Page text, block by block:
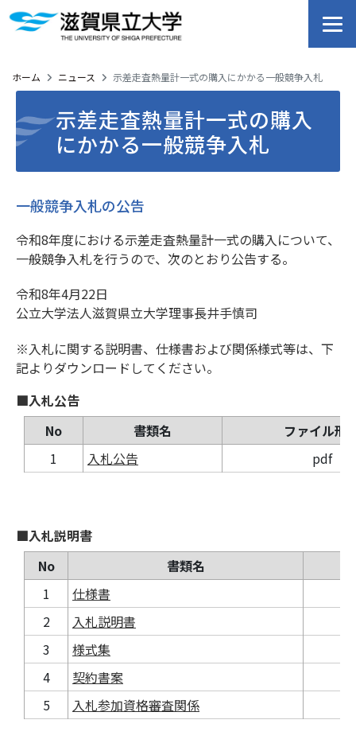
ホーム ニュース 示差走査熱量計一式の購入にかかる一般競争入札
示差走査熱量計一式の購入
にかかる一般競争入札
一般競争入札の公告
令和8年度における示差走査熱量計一式の購入について、
一般競争入札を行うので、次のとおり公告する。
令和8年4月22日
公立大学法人滋賀県立大学理事長井手慎司
※入札に関する説明書、仕様書および関係様式等は、下
記よりダウンロードしてください。
■入札公告
No
書類名
ファイル形
1
入札公告 pdf
■入札説明書
No
書類名
1
仕様書
2
入札説明書
3
様式集
4
契約書案
5
入札参加資格審査関係